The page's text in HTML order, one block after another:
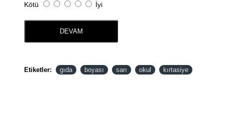
Kötü İyi
DEVAM
Etiketler: gıda boyası sarı okul kırtasiye